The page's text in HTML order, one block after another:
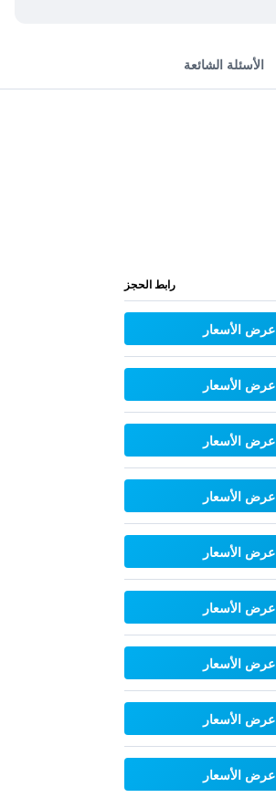
الأسئلة الشائعة
رابط الحجز
عرض الأسعار
عرض الأسعار
عرض الأسعار
عرض الأسعار
عرض الأسعار
عرض الأسعار
عرض الأسعار
عرض الأسعار
عرض الأسعار